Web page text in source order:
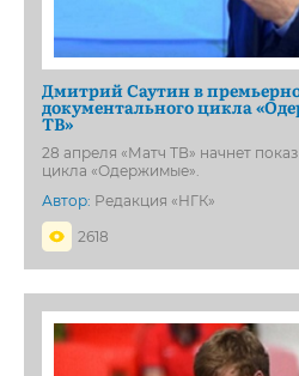
Дмитрий Саутин в
документального цикла
ТВ»
28 апреля «Матч ТВ» начнет
цикла «Одержимые».
Автор: Редакция «НГК»
2618